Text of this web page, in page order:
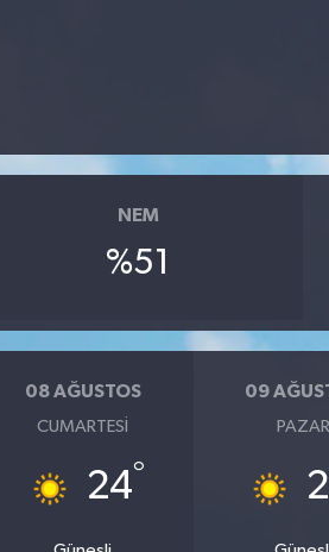
NEM
%51
08 AĞUSTOS
CUMARTESI
24°
09
PAZAR